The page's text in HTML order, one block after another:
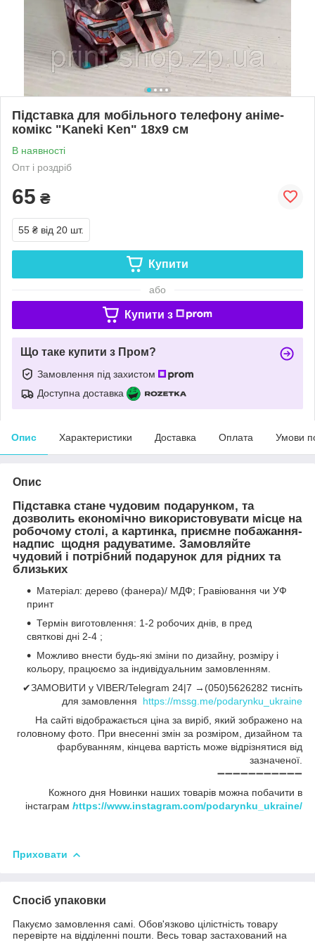
Підставка для мобільного телефону аніме-
комікс "Kaneki Ken" 18х9 см
В наявності
Опт і роздріб
65 ₴
55 ₴ від 20 шт.
Купити
або
Купити з
Що таке купити з Пром?
Замовлення під захистом
Доступна доставка
Опис Характеристики Доставка Оплата Умови
Опис
Підставка стане чудовим подарунком, та
дозволить економічно використовувати місце на
робочому столі, а картинка, приємне побажання-
надпис щодня радуватиме. Замовляйте
чудовий і потрібний подарунок для рідних та
близьких
Матеріал: дерево (фанера)/ МДФ; Гравіювання чи УФ
принт
Термін виготовлення: 1-2 робочих днів, в пред
святкові дні 2-4 ;
Можливо внести будь-які зміни по дизайну, розміру і
кольору, працюємо за індивідуальним замовленням.
✔ЗАМОВИТИ у VIBER/Telegram 24|7 →(050)5626282 тисніть
для замовлення https://mssg.me/podarynku_ukraine
На сайті відображається ціна за виріб, який зображено на
головному фото. При внесенні змін за розміром, дизайном та
фарбуванням, кінцева вартість може відрізнятися від
зазначеної.
➖➖➖➖➖➖➖➖➖➖➖
Кожного дня Новинки наших товарів можна побачити в
інстаграм https://www.instagram.com/podarynku_ukraine/
Приховати
Спосіб упаковки
Пакуємо замовлення самі. Обов'язково цілістність товару
перевірте на відділенні пошти. Весь товар застахований на